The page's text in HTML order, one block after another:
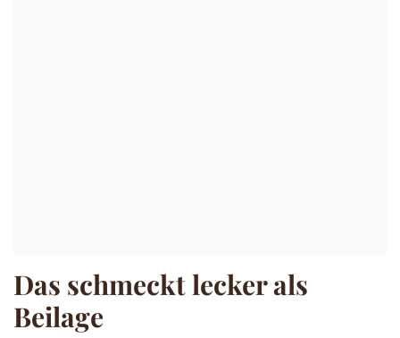
Das schmeckt lecker als
Beilage